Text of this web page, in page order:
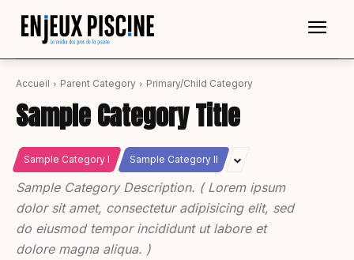
Accueil Parent Category Primary/Child Category
Sample Category Title
Sample Category I Sample Category II
Sample Category Description. ( Lorem ipsum
dolor sit amet, consectetur adipisicing elit, sed
do eiusmod tempor incididunt ut labore et
dolore magna aliqua. )